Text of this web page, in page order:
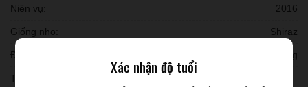
Niên vụ: 2016
Giống nho: Shiraz
Đóng chai: 6 chai/ thùng
Thời gian ủ:
Xác nhận độ tuổi